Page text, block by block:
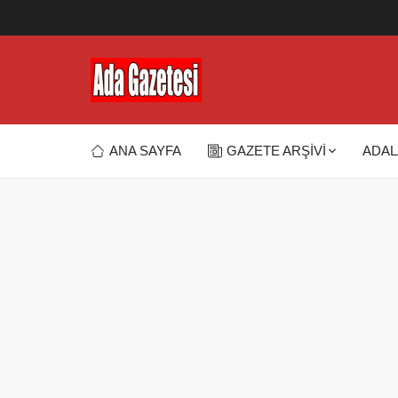
ANA SAYFA GAZETE ARŞİVİ